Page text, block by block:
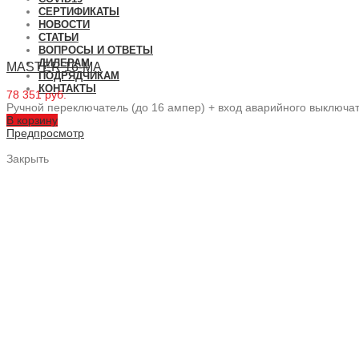
СЕРТИФИКАТЫ
НОВОСТИ
СТАТЬИ
ВОПРОСЫ И ОТВЕТЫ
ДИЛЕРАМ
ПОДРЯДЧИКАМ
КОНТАКТЫ
MASTER 16-MA
78 351 руб.
Ручной переключатель (до 16 ампер) + вход аварийного
В корзину
Предпросмотр
Закрыть